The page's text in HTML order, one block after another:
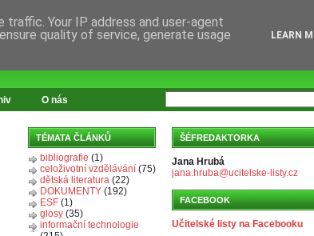
O nás
TÉMATA ČLÁNKŮ
bibliografie (1)
celoživotní vzdělávání (75)
dětská literatura (22)
DOKUMENTY (192)
ESF (1)
glosy (35)
informační technologie
ŠÉFREDAKTORKA
Jana Hrubá
jana.hruba@ucitelske-listy.cz
FACEBOOK
Učitelské listy na Facebooku
Your IP address and user-agent
quality of service, generate usage
LEARN